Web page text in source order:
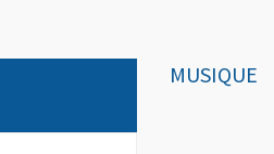
MUSIQUE